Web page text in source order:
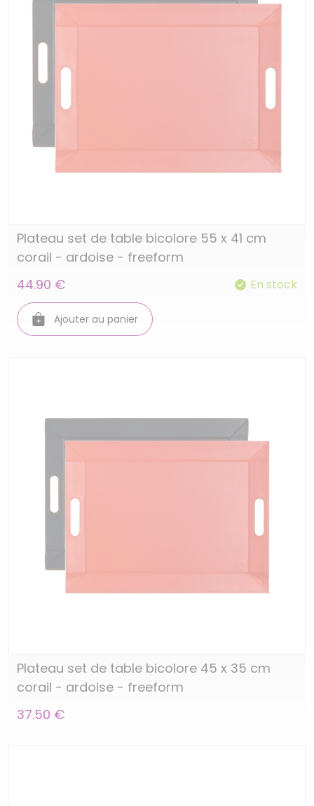
Plateau set de table bicolore 55 x 41 cm
corail - ardoise - freeform
44.90 €
En stock
Ajouter au panier
Plateau set de table bicolore 45 x 35 cm
corail - ardoise - freeform
37.50 €